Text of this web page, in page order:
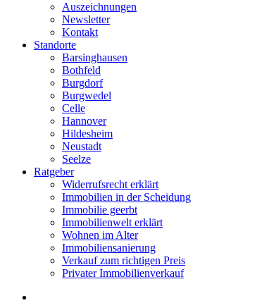
Auszeichnungen
Newsletter
Kontakt
Standorte
Barsinghausen
Bothfeld
Burgdorf
Burgwedel
Celle
Hannover
Hildesheim
Neustadt
Seelze
Ratgeber
Widerrufsrecht erklärt
Immobilien in der Scheidung
Immobilie geerbt
Immobilienwelt erklärt
Wohnen im Alter
Immobiliensanierung
Verkauf zum richtigen Preis
Privater Immobilienverkauf